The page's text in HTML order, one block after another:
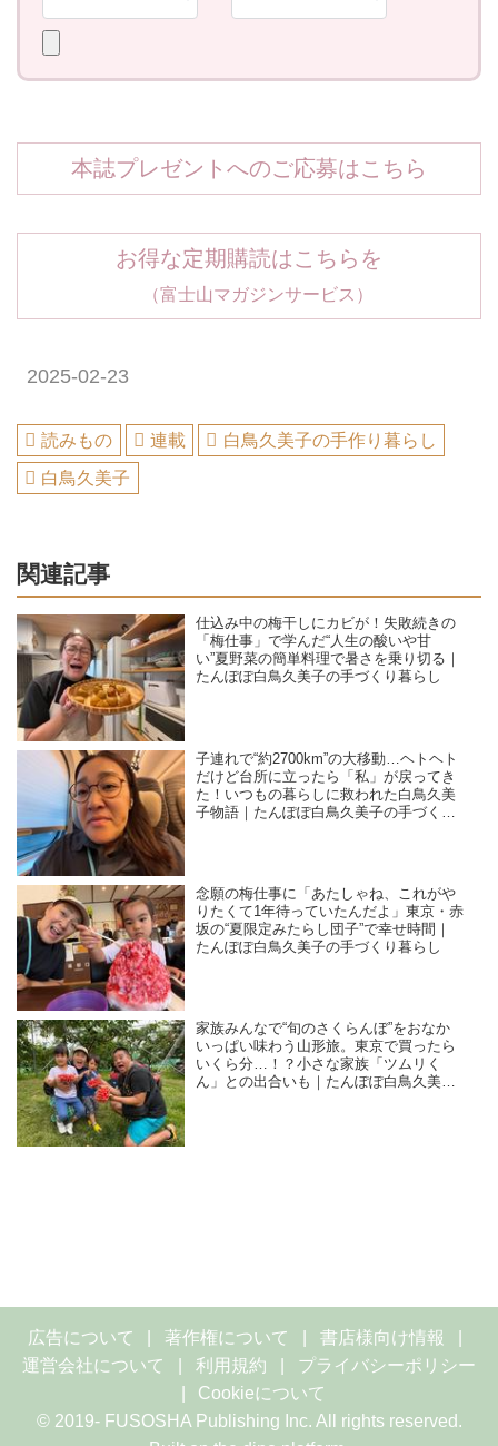
本誌プレゼントへのご応募はこちら
お得な定期購読はこちらを
（富士山マガジンサービス）
2025-02-23
読みもの 連載
白鳥久美子の手作り暮らし
白鳥久美子
関連記事
仕込み中の梅干しにカビが！失敗続きの
「梅仕事」で学んだ“人生の酸いや甘
い”夏野菜の簡単料理で暑さを乗り切る｜
たんぽぽ白鳥久美子の手づくり暮らし
子連れで“約2700km”の大移動…ヘトヘト
だけど台所に立ったら「私」が戻ってき
た！いつもの暮らしに救われた白鳥久美
子物語｜たんぽぽ白鳥久美子の手づくり
念願の梅仕事に「あたしゃね、これがや
りたくて1年待っていたんだよ」東京・赤
坂の“夏限定みたらし団子”で幸せ時間｜
たんぽぽ白鳥久美子の手づくり暮らし
家族みんなで“旬のさくらんぼ”をおなか
いっぱい味わう山形旅。東京で買ったら
いくら分…！？小さな家族「ツムリく
ん」との出合いも｜たんぽぽ白鳥久美子
広告について 著作権について
書店様向け情報
運営会社について
利用規約
プライバシーポリシー
Cookieについて
© 2019- FUSOSHA Publishing Inc. All rights reserved.